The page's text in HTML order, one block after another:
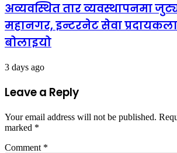
अव्यवस्थित तार व्यवस्थापनमा
महानगर, इन्टरनेट सेवा
बोलाइयो
3 days ago
Leave a Reply
Your email address will not be published.
marked *
Comment *